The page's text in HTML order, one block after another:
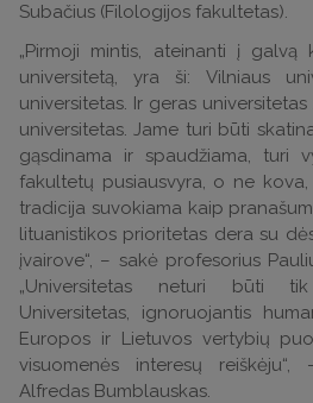
Subačius (Filologijos fakultetas).
„Pirmoji mintis, ateinanti į galvą
universitetą, yra ši: Vilniaus
universitetas. Ir geras
universitetas. Jame turi būti
gąsdinama ir spaudžiama, turi
fakultetų pusiausvyra, o ne
tradicija suvokiama kaip
lituanistikos prioritetas dera su
įvairove“, – sakė profesorius
„Universitetas neturi būti
Universitetas, ignoruojantis
Europos ir Lietuvos vertybių
visuomenės interesų
Alfredas Bumblauskas.